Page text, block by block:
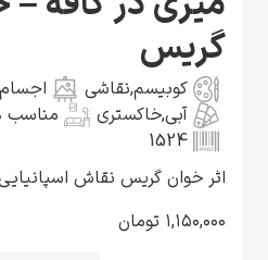
گریس
کوبیسم,نقاشی
آبی,خاکستری مناسب
1524
اثر خوان گریس نقاش اسپانیایی به سال
۱,۱۵۰,۰۰۰ تومان